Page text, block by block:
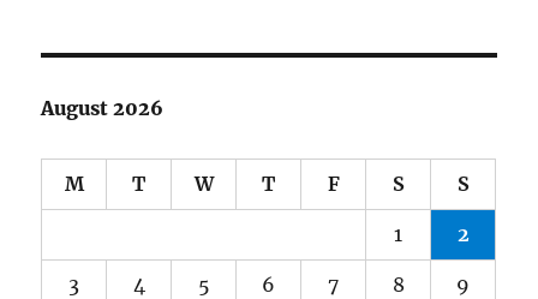
August 2026
M T W T F S S
1 2
3 4 5 6 7 8 9